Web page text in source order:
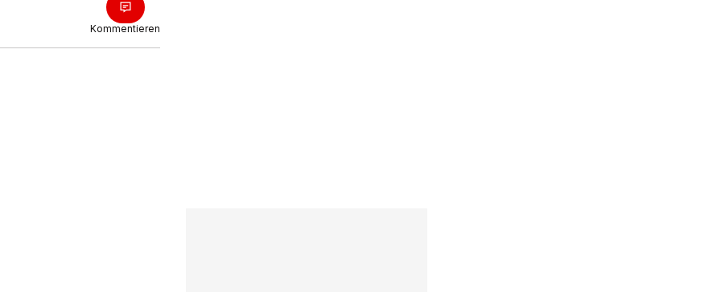
Kommentieren